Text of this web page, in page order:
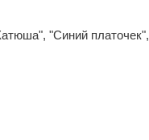
"Синий платочек",